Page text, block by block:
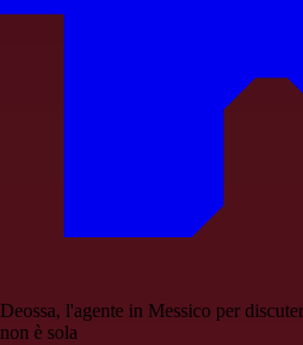
Deossa, l'agente in Messico per
non è sola